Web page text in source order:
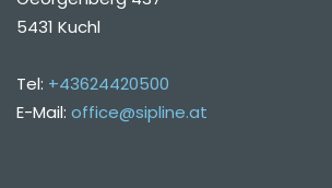
5431 Kuchl
Tel: +43624420500
E-Mail: office@sipline.at